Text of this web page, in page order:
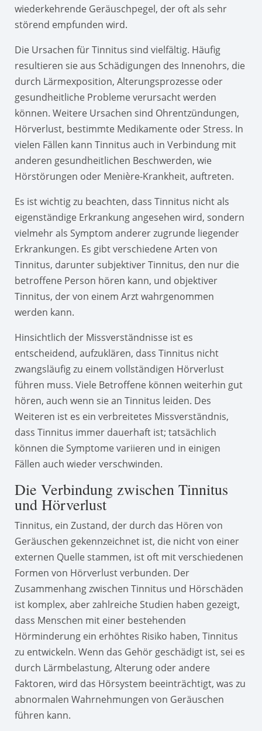
wiederkehrende Geräuschpegel, der oft als sehr
störend empfunden wird.
Die Ursachen für Tinnitus sind vielfältig. Häufig
resultieren sie aus Schädigungen des Innenohrs, die
durch Lärmexposition, Alterungsprozesse oder
gesundheitliche Probleme verursacht werden
können. Weitere Ursachen sind Ohrentzündungen,
Hörverlust, bestimmte Medikamente oder Stress. In
vielen Fällen kann Tinnitus auch in Verbindung mit
anderen gesundheitlichen Beschwerden, wie
Hörstörungen oder Menière-Krankheit, auftreten.
Es ist wichtig zu beachten, dass Tinnitus nicht als
eigenständige Erkrankung angesehen wird, sondern
vielmehr als Symptom anderer zugrunde liegender
Erkrankungen. Es gibt verschiedene Arten von
Tinnitus, darunter subjektiver Tinnitus, den nur die
betroffene Person hören kann, und objektiver
Tinnitus, der von einem Arzt wahrgenommen
werden kann.
Hinsichtlich der Missverständnisse ist es
entscheidend, aufzuklären, dass Tinnitus nicht
zwangsläufig zu einem vollständigen Hörverlust
führen muss. Viele Betroffene können weiterhin gut
hören, auch wenn sie an Tinnitus leiden. Des
Weiteren ist es ein verbreitetes Missverständnis,
dass Tinnitus immer dauerhaft ist; tatsächlich
können die Symptome variieren und in einigen
Fällen auch wieder verschwinden.
Die Verbindung zwischen Tinnitus
und Hörverlust
Tinnitus, ein Zustand, der durch das Hören von
Geräuschen gekennzeichnet ist, die nicht von einer
externen Quelle stammen, ist oft mit verschiedenen
Formen von Hörverlust verbunden. Der
Zusammenhang zwischen Tinnitus und Hörschäden
ist komplex, aber zahlreiche Studien haben gezeigt,
dass Menschen mit einer bestehenden
Hörminderung ein erhöhtes Risiko haben, Tinnitus
zu entwickeln. Wenn das Gehör geschädigt ist, sei es
durch Lärmbelastung, Alterung oder andere
Faktoren, wird das Hörsystem beeinträchtigt, was zu
abnormalen Wahrnehmungen von Geräuschen
führen kann.